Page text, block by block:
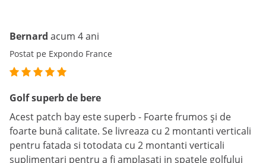
Bernard acum 4 ani
Postat pe Expondo France
Golf superb de bere
Acest patch bay este superb - Foarte frumos și de
foarte bună calitate. Se livreaza cu 2 montanti verticali
pentru fatada si totodata cu 2 montanti verticali
suplimentari pentru a fi amplasati in spatele golfului